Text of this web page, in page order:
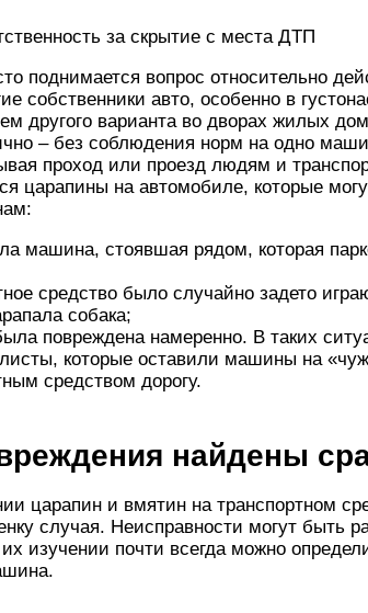
за скрытие с места ДТП
поднимается вопрос относительно
собственники авто, особенно в
другого варианта во дворах жилых
– без соблюдения норм на одно
проход или проезд людям и
царапины на автомобиле, которые
машина, стоявшая рядом, которая
средство было случайно задето
собака;
повреждена намеренно. В таких
которые оставили машины на
средством дорогу.
найдены
царапин и вмятин на транспортном
случая. Неисправности могут быть
изучении почти всегда можно